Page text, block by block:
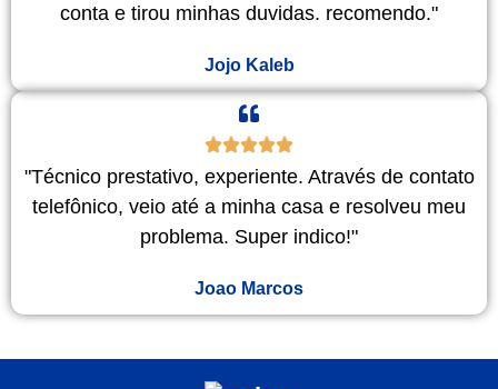
conta e tirou minhas duvidas. recomendo."
Jojo Kaleb
"Técnico prestativo, experiente. Através de contato
telefônico, veio até a minha casa e resolveu meu
problema. Super indico!"
Joao Marcos